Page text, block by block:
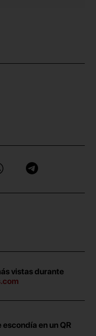
vistas durante
escondía en un QR